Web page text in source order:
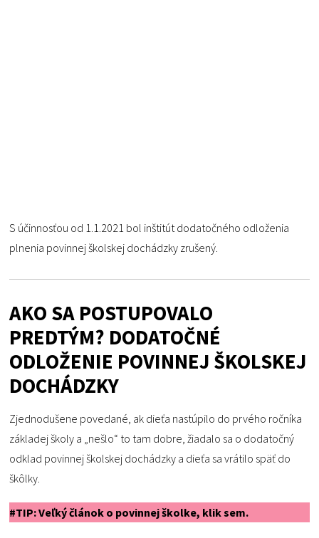
S účinnosťou od 1.1.2021 bol inštitút dodatočného odloženia
plnenia povinnej školskej dochádzky zrušený.
AKO SA POSTUPOVALO
PREDTÝM? DODATOČNÉ
ODLOŽENIE POVINNEJ ŠKOLSKEJ
DOCHÁDZKY
Zjednodušene povedané, ak dieťa nastúpilo do prvého ročníka
základej školy a „nešlo“ to tam dobre, žiadalo sa o dodatočný
odklad povinnej školskej dochádzky a dieťa sa vrátilo späť do
škôlky.
#TIP: Veľký článok o povinnej školke, klik sem.